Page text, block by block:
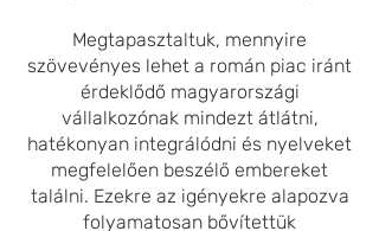
Megtapasztaltuk, mennyire
szövevényes lehet a román piac iránt
érdeklődő magyarországi
vállalkozónak mindezt átlátni,
hatékonyan integrálódni és nyelveket
megfelelően beszélő embereket
találni. Ezekre az igényekre alapozva
folyamatosan bővítettük